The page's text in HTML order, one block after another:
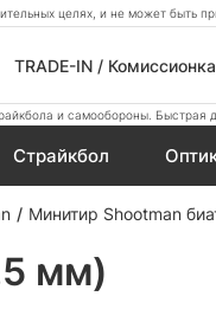
целях, и не может быть
TRADE-IN / Комиссионка
и самообороны. Быстрая
Страйкбол
Минитир Shootman
мм)